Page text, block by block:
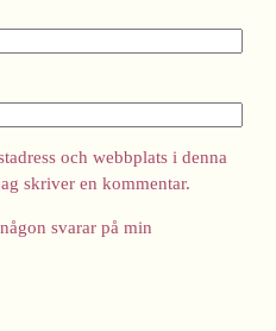
och webbplats i denna
skriver en kommentar.
svarar på min